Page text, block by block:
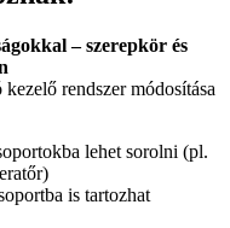
– szerepkör és
rendszer módosítása
lehet sorolni (pl.
is tartozhat